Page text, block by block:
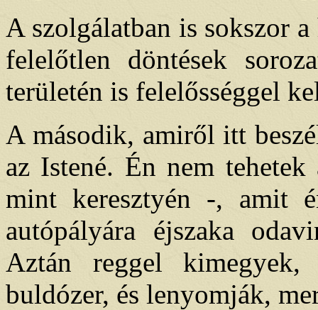
A szolgálatban is sokszor
felelőtlen döntések
területén is felelősséggel
A második, amiről itt
az Istené. Én nem
mint keresztyén -, amit
autópályára éjszaka
Aztán reggel
buldózer, és lenyomják,